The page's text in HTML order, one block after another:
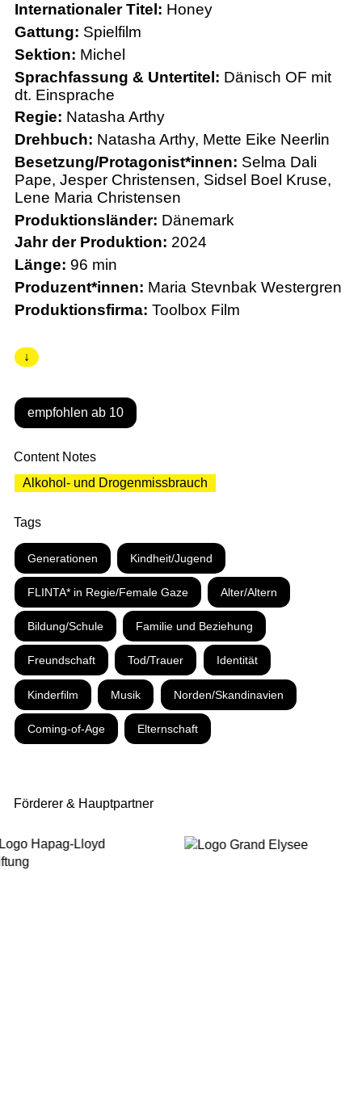
Internationaler Titel: Honey
Gattung: Spielfilm
Sektion: Michel
Sprachfassung & Untertitel: Dänisch OF mit
dt. Einsprache
Regie: Natasha Arthy
Drehbuch: Natasha Arthy, Mette Eike Neerlin
Besetzung/Protagonist*innen: Selma Dali
Pape, Jesper Christensen, Sidsel Boel Kruse,
Lene Maria Christensen
Produktionsländer: Dänemark
Jahr der Produktion: 2024
Länge: 96 min
Produzent*innen: Maria Stevnbak Westergren
Produktionsfirma: Toolbox Film
↓
empfohlen ab 10
Content Notes
Alkohol- und Drogenmissbrauch
Tags
Generationen Kindheit/Jugend
FLINTA* in Regie/Female Gaze Alter/Altern
Bildung/Schule Familie und Beziehung
Freundschaft Tod/Trauer Identität
Kinderfilm Musik Norden/Skandinavien
Coming-of-Age Elternschaft
Förderer & Hauptpartner